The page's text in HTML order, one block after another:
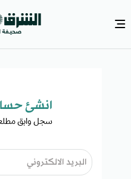
انشئ
سجل وابق مطلعاً